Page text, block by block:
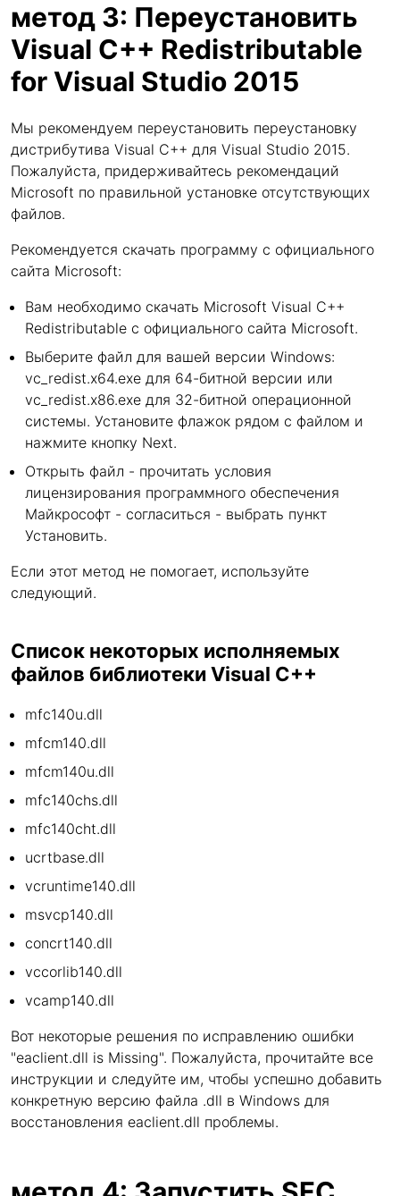
метод 3: Переустановить
Visual C++ Redistributable
for Visual Studio 2015
Мы рекомендуем переустановить переустановку
дистрибутива Visual C++ для Visual Studio 2015.
Пожалуйста, придерживайтесь рекомендаций
Microsoft по правильной установке отсутствующих
файлов.
Рекомендуется скачать программу с официального
сайта Microsoft:
Вам необходимо скачать Microsoft Visual C++
Redistributable с официального сайта Microsoft.
Выберите файл для вашей версии Windows:
vc_redist.x64.exe для 64-битной версии или
vc_redist.x86.exe для 32-битной операционной
системы. Установите флажок рядом с файлом и
нажмите кнопку Next.
Открыть файл - прочитать условия
лицензирования программного обеспечения
Майкрософт - согласиться - выбрать пункт
Установить.
Если этот метод не помогает, используйте
следующий.
Список некоторых исполняемых
файлов библиотеки Visual C++
mfc140u.dll
mfcm140.dll
mfcm140u.dll
mfc140chs.dll
mfc140cht.dll
ucrtbase.dll
vcruntime140.dll
msvcp140.dll
concrt140.dll
vccorlib140.dll
vcamp140.dll
Вот некоторые решения по исправлению ошибки
"eaclient.dll is Missing". Пожалуйста, прочитайте все
инструкции и следуйте им, чтобы успешно добавить
конкретную версию файла .dll в Windows для
восстановления eaclient.dll проблемы.